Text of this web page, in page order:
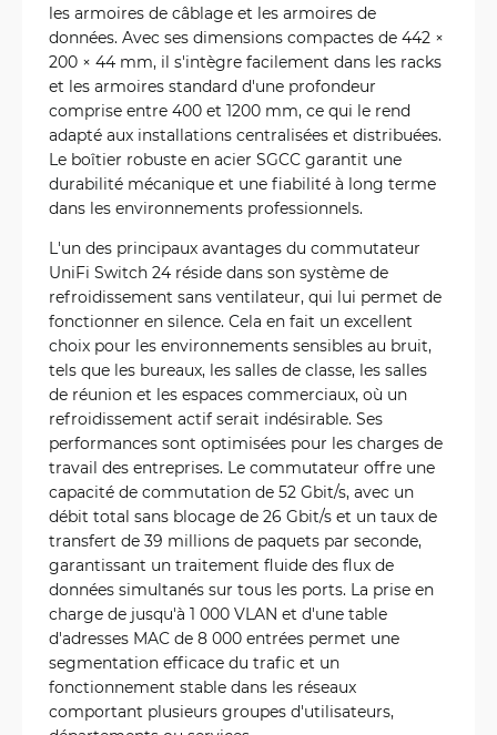
les armoires de câblage et les armoires de
données. Avec ses dimensions compactes de 442 ×
200 × 44 mm, il s'intègre facilement dans les racks
et les armoires standard d'une profondeur
comprise entre 400 et 1200 mm, ce qui le rend
adapté aux installations centralisées et distribuées.
Le boîtier robuste en acier SGCC garantit une
durabilité mécanique et une fiabilité à long terme
dans les environnements professionnels.
L'un des principaux avantages du commutateur
UniFi Switch 24 réside dans son système de
refroidissement sans ventilateur, qui lui permet de
fonctionner en silence. Cela en fait un excellent
choix pour les environnements sensibles au bruit,
tels que les bureaux, les salles de classe, les salles
de réunion et les espaces commerciaux, où un
refroidissement actif serait indésirable. Ses
performances sont optimisées pour les charges de
travail des entreprises. Le commutateur offre une
capacité de commutation de 52 Gbit/s, avec un
débit total sans blocage de 26 Gbit/s et un taux de
transfert de 39 millions de paquets par seconde,
garantissant un traitement fluide des flux de
données simultanés sur tous les ports. La prise en
charge de jusqu'à 1 000 VLAN et d'une table
d'adresses MAC de 8 000 entrées permet une
segmentation efficace du trafic et un
fonctionnement stable dans les réseaux
comportant plusieurs groupes d'utilisateurs,